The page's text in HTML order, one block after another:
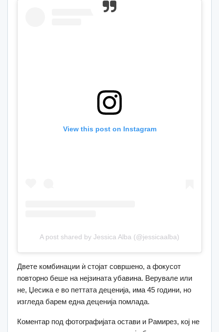
View this post on Instagram
A post shared by Jessica Alba (@jessicaalba)
Двете комбинации ѝ стојат совршено, а фокусот
повторно беше на нејзината убавина. Верувале или
не, Џесика е во петтата деценија, има 45 години, но
изгледа барем една деценија помлада.
Коментар под фотографијата остави и Рамирез, кој не